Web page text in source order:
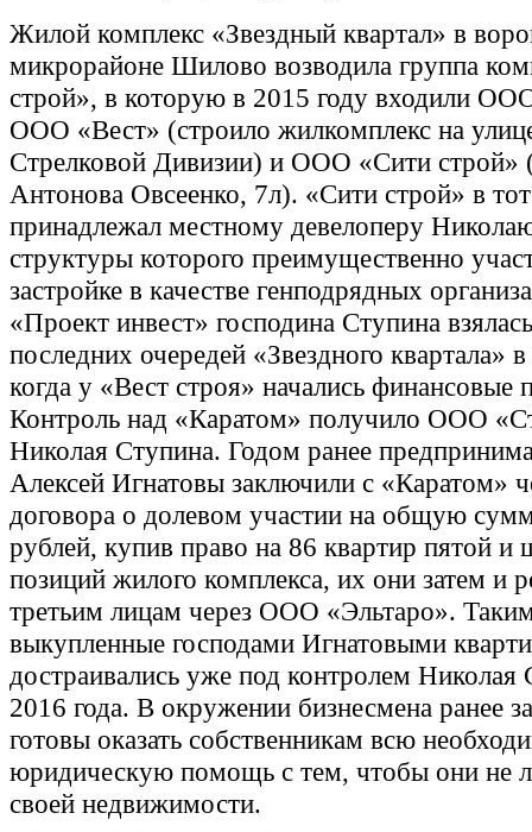
Жилой комплекс «Звездный квартал» в
микрорайоне Шилово возводила группа
строй», в которую в 2015 году входили
ООО «Вест» (строило жилкомплекс на
Стрелковой Дивизии) и ООО «Сити
Антонова Овсеенко, 7л). «Сити строй» в
принадлежал местному девелоперу
структуры которого преимущественно
застройке в качестве генподрядных
«Проект инвест» господина Ступина
последних очередей «Звездного квартала»
когда у «Вест строя» начались финансовые
Контроль над «Каратом» получило ООО
Николая Ступина. Годом ранее
Алексей Игнатовы заключили с «Каратом»
договора о долевом участии на общую
рублей, купив право на 86 квартир пятой и
позиций жилого комплекса, их они затем и
третьим лицам через ООО «Эльтаро».
выкупленные господами Игнатовыми
достраивались уже под контролем Николая
2016 года. В окружении бизнесмена ранее
готовы оказать собственникам всю
юридическую помощь с тем, чтобы они не
своей недвижимости.